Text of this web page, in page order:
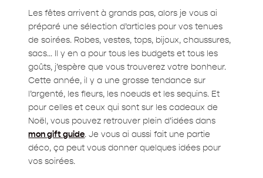
Les fêtes arrivent à grands pas, alors je vous ai
préparé une sélection d’articles pour vos tenues
de soirées. Robes, vestes, tops, bijoux, chaussures,
sacs… Il y en a pour tous les budgets et tous les
goûts, j’espère que vous trouverez votre bonheur.
Cette année, il y a une grosse tendance sur
l’argenté, les fleurs, les noeuds et les sequins. Et
pour celles et ceux qui sont sur les cadeaux de
Noël, vous pouvez retrouver plein d’idées dans
mon gift guide. Je vous ai aussi fait une partie
déco, ça peut vous donner quelques idées pour
vos soirées.